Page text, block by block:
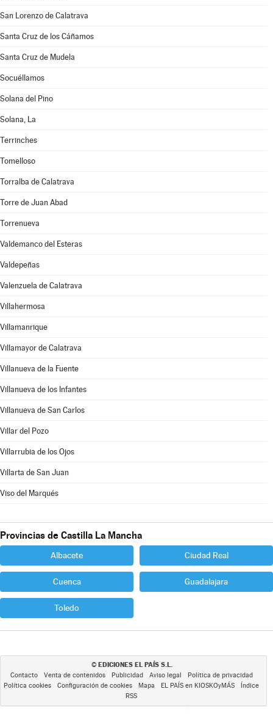
San Lorenzo de Calatrava
Santa Cruz de los Cáñamos
Santa Cruz de Mudela
Socuéllamos
Solana del Pino
Solana, La
Terrinches
Tomelloso
Torralba de Calatrava
Torre de Juan Abad
Torrenueva
Valdemanco del Esteras
Valdepeñas
Valenzuela de Calatrava
Villahermosa
Villamanrique
Villamayor de Calatrava
Villanueva de la Fuente
Villanueva de los Infantes
Villanueva de San Carlos
Villar del Pozo
Villarrubia de los Ojos
Villarta de San Juan
Viso del Marqués
Provincias de Castilla La Mancha
Albacete Ciudad Real
Cuenca Guadalajara
Toledo
© EDICIONES EL PAÍS S.L.
Contacto Venta de contenidos Publicidad Aviso legal
Política de privacidad
Política cookies
Configuración de cookies Mapa EL PAÍS en KIOSKOyMÁS
Índice
RSS